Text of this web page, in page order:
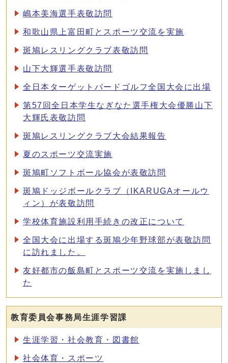
嶋本美海選手表敬訪問
和歌山県上富田町とスポーツ交流を実施
斑鳩レスリングクラブ表敬訪問
山下大輝選手表敬訪問
全日本ターゲットバードゴルフ全国大会に出場
第57回全日本学生なぎなた選手権大会優勝山下
大輝氏表敬訪問
斑鳩レスリングクラブ大会結果報告
夏のスポーツ交流実施
斑鳩町ソフトボール協会が表敬訪問
斑鳩ドッジボールクラブ（IKARUGAオールウ
ィン）が表敬訪問
学校体育施設利用手続きの改正について
全国大会に出場する斑鳩少年野球部が表敬訪問
に訪れました。
友好都市の飯島町とスポーツ交流を実施しまし
た
教育委員会事務局生涯学習課
生涯学習・社会教育・図書館
社会体育・スポーツ